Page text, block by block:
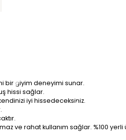
bir giyim deneyimi sunar.
hissi sağlar.
iyi hissedeceksiniz.
ve rahat kullanım sağlar. %100